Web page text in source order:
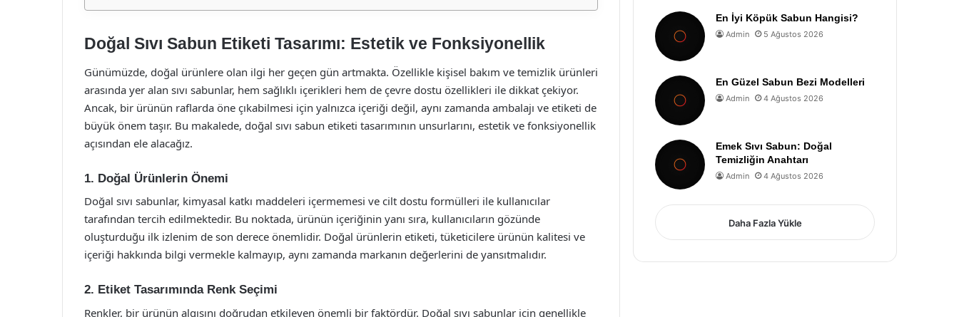
Doğal Sıvı Sabun Etiketi Tasarımı: Estetik ve Fonksiyonellik
Günümüzde, doğal ürünlere olan ilgi her geçen gün artmakta. Özellikle kişisel bakım ve temizlik ürünleri
arasında yer alan sıvı sabunlar, hem sağlıklı içerikleri hem de çevre dostu özellikleri ile dikkat çekiyor.
Ancak, bir ürünün raflarda öne çıkabilmesi için yalnızca içeriği değil, aynı zamanda ambalajı ve etiketi de
büyük önem taşır. Bu makalede, doğal sıvı sabun etiketi tasarımının unsurlarını, estetik ve fonksiyonellik
açısından ele alacağız.
1. Doğal Ürünlerin Önemi
Doğal sıvı sabunlar, kimyasal katkı maddeleri içermemesi ve cilt dostu formülleri ile kullanıcılar
tarafından tercih edilmektedir. Bu noktada, ürünün içeriğinin yanı sıra, kullanıcıların gözünde
oluşturduğu ilk izlenim de son derece önemlidir. Doğal ürünlerin etiketi, tüketicilere ürünün kalitesi ve
içeriği hakkında bilgi vermekle kalmayıp, aynı zamanda markanın değerlerini de yansıtmalıdır.
2. Etiket Tasarımında Renk Seçimi
Renkler, bir ürünün algısını doğrudan etkileyen önemli bir faktördür. Doğal sıvı sabunlar için genellikle
En İyi Köpük Sabun Hangisi?
Admin 5 Ağustos 2026
En Güzel Sabun Bezi Modelleri
Admin 4 Ağustos 2026
Emek Sıvı Sabun: Doğal
Temizliğin Anahtarı
Admin 4 Ağustos 2026
Daha Fazla Yükle